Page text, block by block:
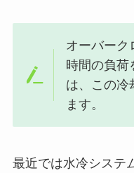
オーバーク
時間の負荷
は、この冷
ます。
最近では水冷システ